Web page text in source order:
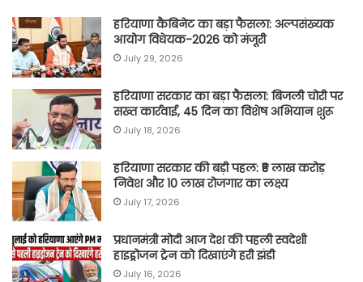
हरियाणा कैबिनेट का बड़ा फैसला: अल्पसंख्यक
आयोग विधेयक-2026 को मंजूरी
July 29, 2026
हरियाणा सरकार का बड़ा फैसला: बिजली चोरी पर
सख्त कार्रवाई, 45 दिन का विशेष अभियान शुरू
July 18, 2026
हरियाणा सरकार की बड़ी पहल: ₹5 लाख करोड़
निवेश और 10 लाख रोजगार का लक्ष्य
July 17, 2026
प्रधानमंत्री मोदी आज देश की पहली स्वदेशी
हाइड्रोजन ट्रेन को दिखाएंगे हरी झंडी
July 16, 2026